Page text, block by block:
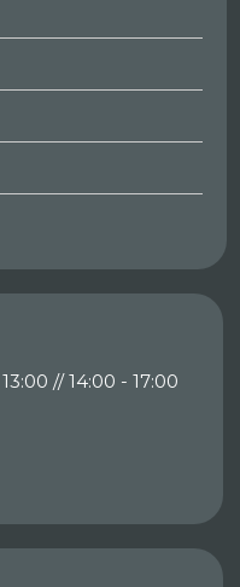
// 14:00 - 17:00